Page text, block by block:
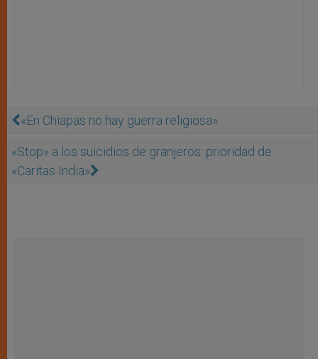
«En Chiapas no hay guerra religiosa»
«Stop» a los suicidios de granjeros: prioridad de
«Caritas India»